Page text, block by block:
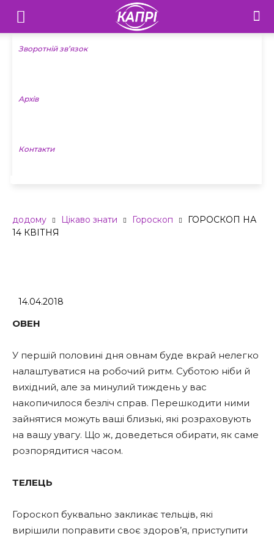
Телебачення
«Капрі»
Новини
Зворотній зв’язок
Архів
Контакти
додому Цікаво знати Гороскоп
ГОРОСКОП НА
14 КВІТНЯ
14.04.2018
ОВЕН
У першій половині дня овнам буде вкрай нелегко
налаштуватися на робочий ритм. Суботою ніби й
вихідний, але за минулий тиждень у вас
накопичилося безліч справ. Перешкодити ними
зайнятися можуть ваші близькі, які розраховують
на вашу увагу. Що ж, доведеться обирати, як саме
розпорядитися часом.
ТЕЛЕЦЬ
Гороскоп буквально закликає тельців, які
вирішили поправити своє здоров’я, приступити